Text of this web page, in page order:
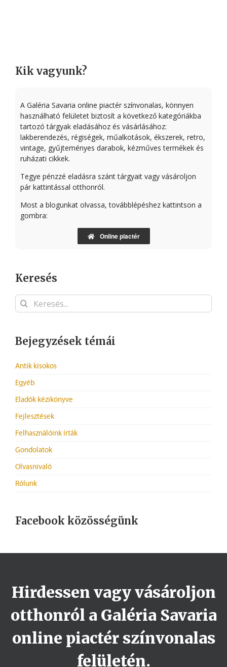
Kik vagyunk?
A Galéria Savaria online piactér színvonalas, könnyen
használható felületet biztosít a következő kategóriákba
tartozó tárgyak eladásához és vásárlásához:
lakberendezés, régiségek, műalkotások, ékszerek, retro,
vintage, gyűjteményes darabok, kézműves termékek és
ruházati cikkek.
Tegye pénzzé eladásra szánt tárgyait vagy vásároljon
pár kattintással otthonról.
Most a blogunkat olvassa, továbblépéshez kattintson a
gombra:
Online piactér
Keresés
Keresés...
Bejegyzések témái
Antik kisokos
Egyéb
Eladók kézikönyve
Fejlesztések
Felhasználóink írták
Gondolatok
Olvasnivaló
Rólunk
Facebook közösségünk
Hirdessen vagy vásároljon
otthonról a Galéria Savaria
online piactér színvonalas
felületén.